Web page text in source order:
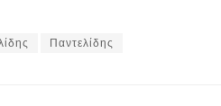
Παντελίδης